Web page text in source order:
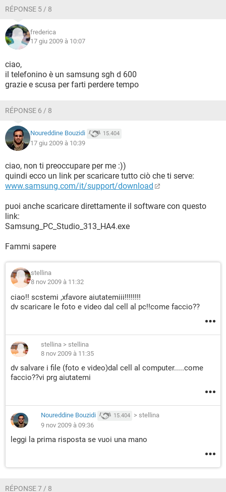
RÉPONSE 5 / 8
frederica
17 giu 2009 à 10:07
ciao,
il telefonino è un samsung sgh d 600
grazie e scusa per farti perdere tempo
RÉPONSE 6 / 8
Noureddine Bouzidi 15.404
17 giu 2009 à 10:39
ciao, non ti preoccupare per me :))
quindi ecco un link per scaricare tutto ciò che ti serve:
www.samsung.com/it/support/download
puoi anche scaricare direttamente il software con questo
link:
Samsung_PC_Studio_313_HA4.exe
Fammi sapere
stellina
8 nov 2009 à 11:32
ciao!! scstemi ,xfavore aiutatemiii!!!!!!!!
dv scaricare le foto e video dal cell al pc!!come faccio??
stellina > stellina
8 nov 2009 à 11:35
dv salvare i file (foto e video)dal cell al computer.....come
faccio??vi prg aiutatemi
Noureddine Bouzidi 15.404 > stellina
9 nov 2009 à 09:36
leggi la prima risposta se vuoi una mano
RÉPONSE 7 / 8